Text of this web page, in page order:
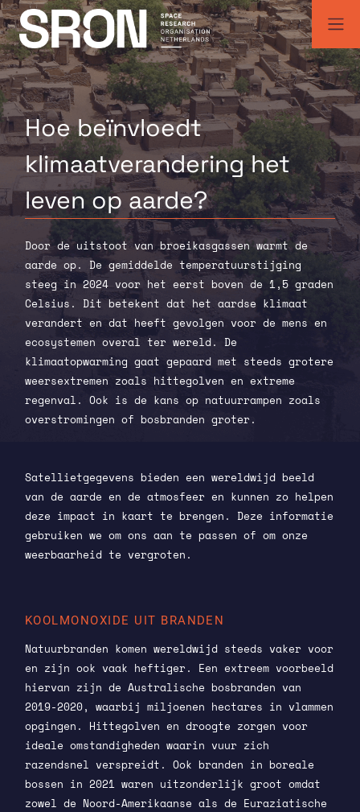
Skip
to
content
SRON | Wetenschappelijk ruimteonderzoek Nederland
SRON space research institute
Hoe beïnvloedt
klimaatveranderinghet
leven op aarde?
Door de uitstoot van broeikasgassen warmt de
aarde op. De gemiddelde temperatuurstijging
steeg in 2024 voor het eerst boven de 1,5 graden
Celsius. Dit betekent dat het aardse klimaat
verandert en dat heeft gevolgen voor de mens en
ecosystemen overal ter wereld. De
klimaatopwarming gaat gepaard met steeds grotere
weersextremen zoals hittegolven en extreme
regenval. Ook is de kans op natuurrampen zoals
overstromingen of bosbranden groter.
Satellietgegevens bieden een wereldwijd beeld
van de aarde en de atmosfeer en kunnen zo helpen
deze impact in kaart te brengen. Deze informatie
gebruiken we om ons aan te passen of om onze
weerbaarheid te vergroten.
KOOLMONOXIDE UIT BRANDEN
Natuurbranden komen wereldwijd steeds vaker voor
en zijn ook vaak heftiger. Een extreem voorbeeld
hiervan zijn de Australische bosbranden van
2019-2020, waarbij miljoenen hectares in vlammen
opgingen. Hittegolven en droogte zorgen voor
ideale omstandigheden waarin vuur zich
razendsnel verspreidt. Ook branden in boreale
bossen in 2021 waren uitzonderlijk groot omdat
zowel de Noord-Amerikaanse als de Euraziatische